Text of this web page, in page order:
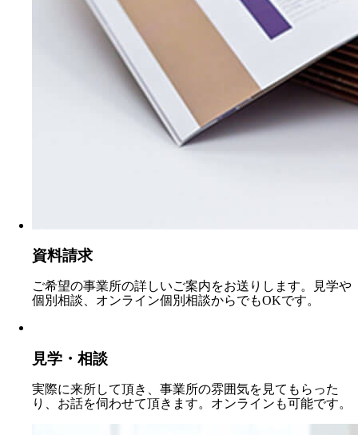
資料請求
ご希望の事業所の詳しいご案内をお送りします。見学や
個別相談、オンライン個別相談からでもOKです。
見学・相談
実際に来所して頂き、事業所の雰囲気を見てもらった
り、お話を伺わせて頂きます。オンラインも可能です。